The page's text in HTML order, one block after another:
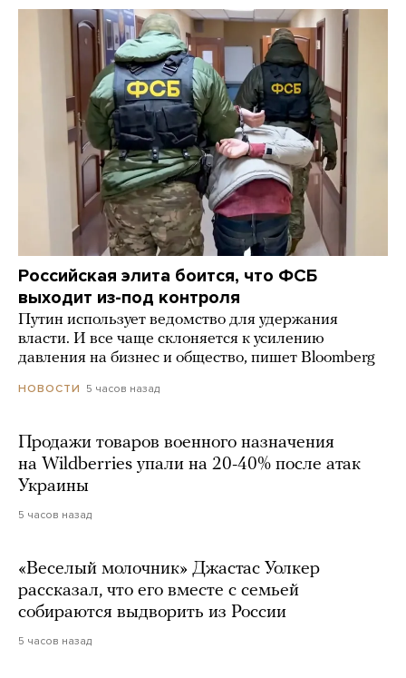
Российская элита боится, что ФСБ
выходит из-под контроля
Путин использует ведомство для удержания
власти. И все чаще склоняется к усилению
давления на бизнес и общество, пишет Bloomberg
НОВОСТИ 5 часов назад
Продажи товаров военного назначения
на Wildberries упали на 20-40% после атак
Украины
5 часов назад
«Веселый молочник» Джастас Уолкер
рассказал, что его вместе с семьей
собираются выдворить из России
5 часов назад